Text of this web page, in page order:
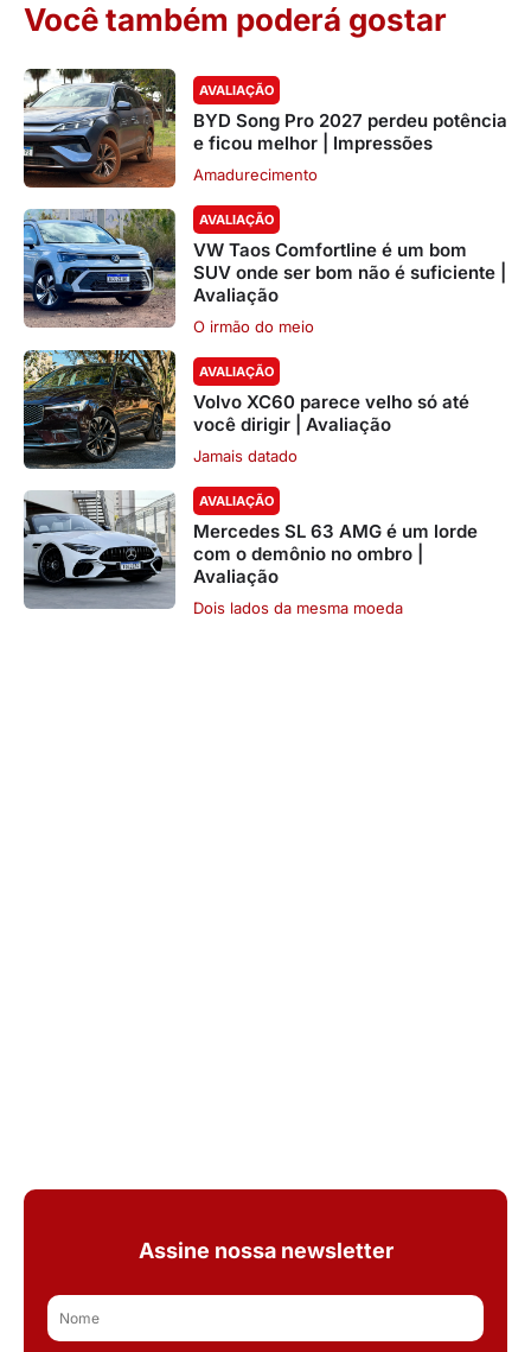
Você também poderá gostar
AVALIAÇÃO
BYD Song Pro 2027 perdeu potência
e ficou melhor | Impressões
Amadurecimento
AVALIAÇÃO
VW Taos Comfortline é um bom
SUV onde ser bom não é suficiente |
Avaliação
O irmão do meio
AVALIAÇÃO
Volvo XC60 parece velho só até
você dirigir | Avaliação
Jamais datado
AVALIAÇÃO
Mercedes SL 63 AMG é um lorde
com o demônio no ombro |
Avaliação
Dois lados da mesma moeda
Assine nossa newsletter